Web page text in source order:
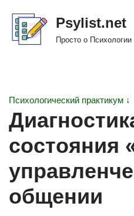
Перейти
Psylist.net
Просто о Психологии
Психологический практикум ↓
состояния
общении